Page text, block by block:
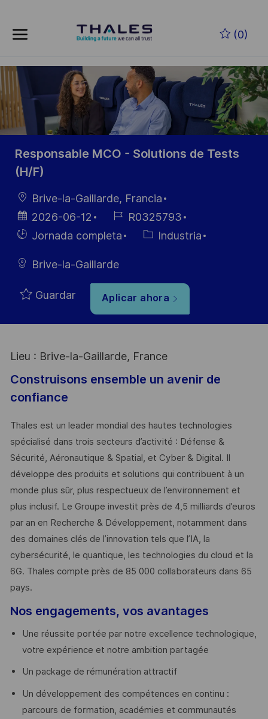
(0)
-
Responsable MCO - Solutions de Tests
(H/F)
Ubicación
Brive-la-Gaillarde, Francia
Fecha de
publicación
2026-06-12
ID de
empleo
R0325793
HiringJornada completa Categoría
Industria
Brive-la-Gaillarde
Guardar Aplicar ahora
Lieu : Brive-la-Gaillarde, France
Construisons ensemble un avenir de
confiance
Thales est un leader mondial des hautes technologies
spécialisé dans trois secteurs d’activité : Défense &
Sécurité, Aéronautique & Spatial, et Cyber & Digital. Il
développe des produits et solutions qui contribuent à un
monde plus sûr, plus respectueux de l’environnement et
plus inclusif. Le Groupe investit près de 4,5 milliards d’euros
par an en Recherche & Développement, notamment dans
des domaines clés de l’innovation tels que l’IA, la
cybersécurité, le quantique, les technologies du cloud et la
6G. Thales compte près de 85 000 collaborateurs dans 65
pays. ​
Nos engagements, vos avantages
Une réussite portée par notre excellence technologique,
votre expérience et notre ambition partagée
Un package de rémunération attractif
Un développement des compétences en continu :
parcours de formation, académies et communautés